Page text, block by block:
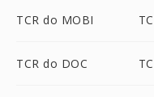
TCR do MOBI
TCR do DOC